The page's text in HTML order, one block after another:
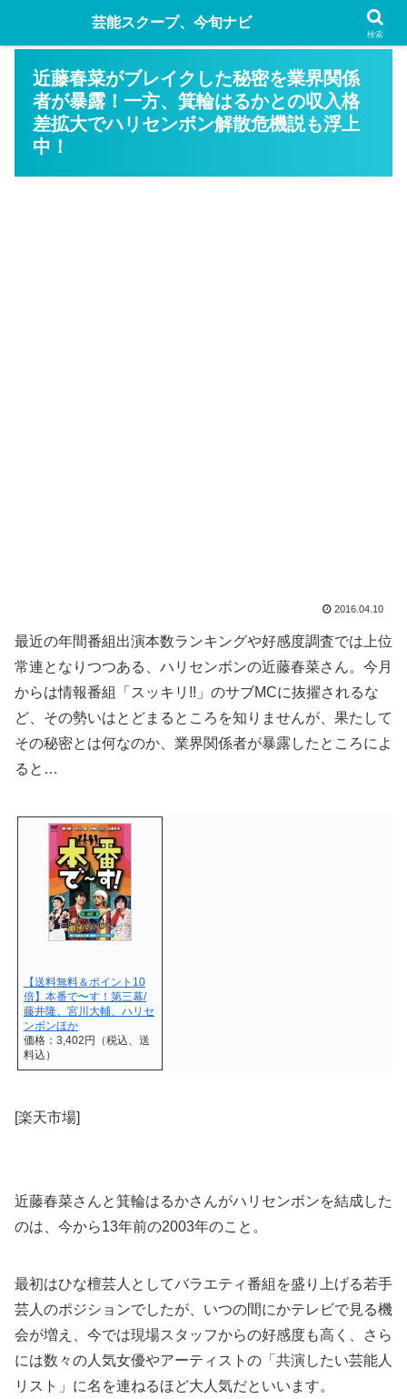
近藤春菜がブレイクした秘密を業界関係
者が暴露！一方、箕輪はるかとの収入格
差拡大でハリセンボン解散危機説も浮上
中！
2016.04.10
最近の年間番組出演本数ランキングや好感度調査では上位
常連となりつつある、ハリセンボンの近藤春菜さん。今月
からは情報番組「スッキリ!!」のサブMCに抜擢されるな
ど、その勢いはとどまるところを知りませんが、果たして
その秘密とは何なのか、業界関係者が暴露したところによ
ると…
【送料無料＆ポイント10
倍】本番で〜す！第三幕/
藤井隆、宮川大輔、ハリセ
ンボンほか
価格：3,402円（税込、送
料込）
[楽天市場]
近藤春菜さんと箕輪はるかさんがハリセンボンを結成した
のは、今から13年前の2003年のこと。
最初はひな檀芸人としてバラエティ番組を盛り上げる若手
芸人のポジションでしたが、いつの間にかテレビで見る機
会が増え、今では現場スタッフからの好感度も高く、さら
には数々の人気女優やアーティストの「共演したい芸能人
リスト」に名を連ねるほど大人気だといいます。
芸能スクープ、今旬ナビ
検索